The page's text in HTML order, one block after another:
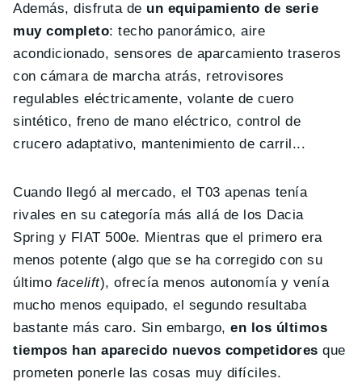
Además, disfruta de un equipamiento de serie
muy completo: techo panorámico, aire
acondicionado, sensores de aparcamiento traseros
con cámara de marcha atrás, retrovisores
regulables eléctricamente, volante de cuero
sintético, freno de mano eléctrico, control de
crucero adaptativo, mantenimiento de carril...
Cuando llegó al mercado, el T03 apenas tenía
rivales en su categoría más allá de los Dacia
Spring y FIAT 500e. Mientras que el primero era
menos potente (algo que se ha corregido con su
último facelift), ofrecía menos autonomía y venía
mucho menos equipado, el segundo resultaba
bastante más caro. Sin embargo,en los últimos
tiempos han aparecido nuevos competidoresque
prometen ponerle las cosas muy difíciles.